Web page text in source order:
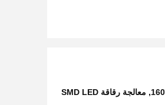
, معالجة رقاقة SMD LED